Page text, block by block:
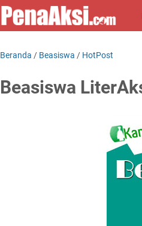
Beranda / Beasiswa / HotPost
Beasiswa